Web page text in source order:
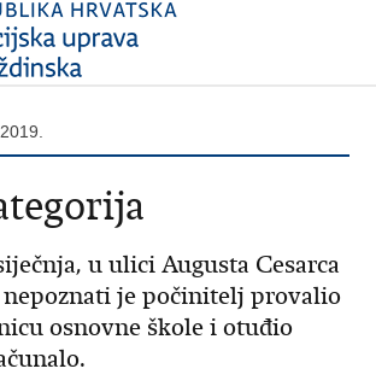
u ulici Augusta Cesarca
nepoznati je počinitelj provalio
osnovne škole i otuđio